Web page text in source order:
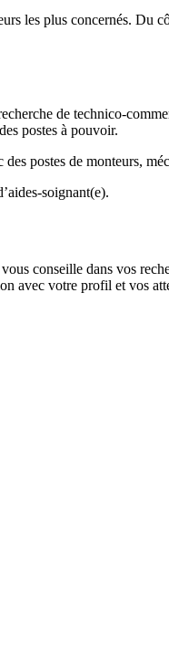
les plus concernés. Du
de technico-
postes à pouvoir.
postes de monteurs,
soignant(e).
conseille dans vos
avec votre profil et vos